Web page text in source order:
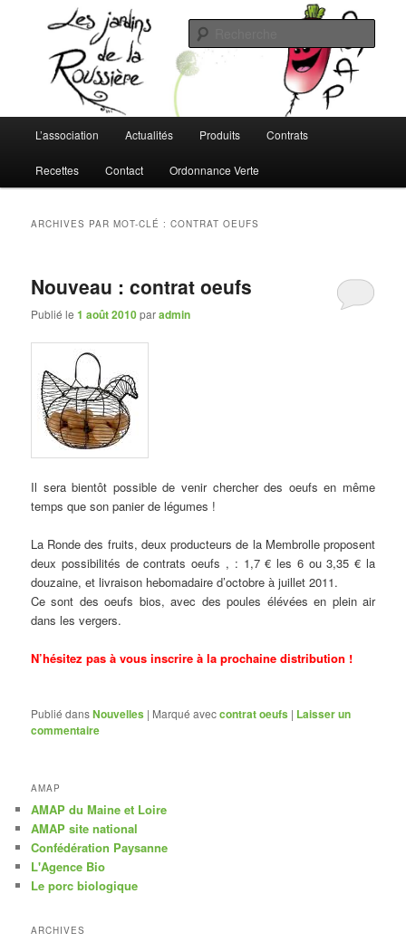
secondaireLes Jardins de la Roussière
L'AMAP de Montreuil-Juigné !
principal
L’association Actualités Produits Contrats
Recettes Contact Ordonnance Verte
ARCHIVES PAR MOT-CLÉ :CONTRAT OEUFS
Nouveau : contrat oeufs
Publié le1 août 2010paradmin
Il sera bientôt possible de venir chercher des oeufs en même
temps que son panier de légumes !
La Ronde des fruits, deux producteurs de la Membrolle proposent
deux possibilités de contrats oeufs , : 1,7 € les 6 ou 3,35 € la
douzaine, et livraison hebomadaire d’octobre à juillet 2011.
Ce sont des oeufs bios, avec des poules élévées en plein air
dans les vergers.
N’hésitez pas à vous inscrire à la prochaine distribution !
Publié dansNouvelles | Marqué aveccontrat oeufs | Laisser un
commentaire
AMAP
AMAP du Maine et Loire
AMAP site national
Confédération Paysanne
L'Agence Bio
Le porc biologique
ARCHIVES